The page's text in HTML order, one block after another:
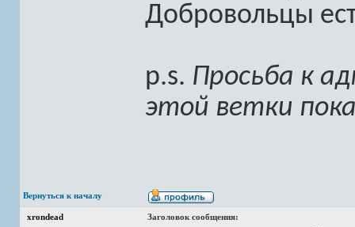
Добровольцы
p.s. Просьба к
этой ветки
Вернуться к началу
xrondead
Заголовок сообщения: